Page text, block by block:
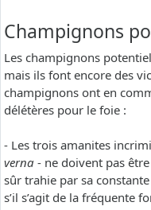
Champignons
Les champignons
mais ils font encore des
champignons ont en
délétères pour le foie :
- Les trois amanites
verna - ne doivent pas
sûr trahie par sa
s’il s’agit de la fréquente